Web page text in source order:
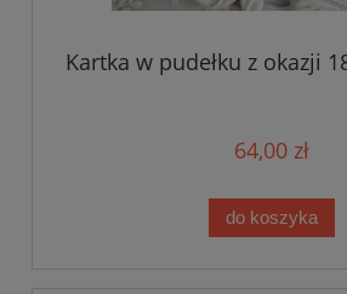
Kartka w pudełku z okazji
64,00 zł
do koszyka